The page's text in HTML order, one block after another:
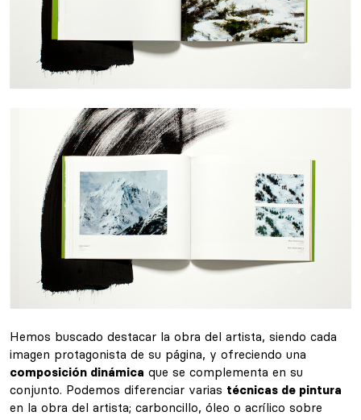
Hemos buscado destacar la obra del artista, siendo cada
imagen protagonista de su página, y ofreciendo una
composición dinámica que se complementa en su
conjunto. Podemos diferenciar varias técnicas de pintura
en la obra del artista; carboncillo, óleo o acrílico sobre